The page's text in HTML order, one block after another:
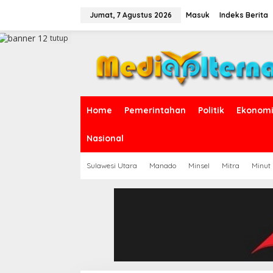
a
Jumat, 7 Agustus 2026 Masuk Indeks Berita
Home Pemerintahan Politik
Nasional
Sulawesi Utara Manado Minsel Mitra Minut
tutup